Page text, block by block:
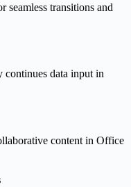
transitions and
continues data input in
content in Office